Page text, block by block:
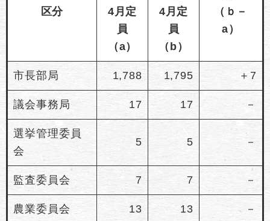
区分
4月定
員
（a）
4月定
員
（b）
（ｂ－
a）
市長部局 1,788 1,795 ＋7
議会事務局 17 17 －
選挙管理委員
会
5 5 －
監査委員会 7 7 －
農業委員会 13 13 －